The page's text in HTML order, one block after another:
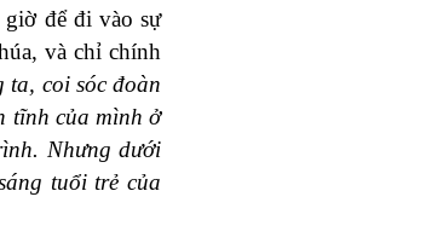
giờ để đi vào sự
và chỉ chính
coi sóc đoàn
tĩnh của mình ở
Nhưng dưới
tuổi trẻ của